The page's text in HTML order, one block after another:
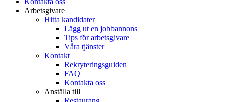
Kontakta oss
Arbetsgivare
Hitta kandidater
Lägg ut en jobbannons
Tips för arbetsgivare
Våra tjänster
Kontakt
Rekryteringsguiden
FAQ
Kontakta oss
Anställa till